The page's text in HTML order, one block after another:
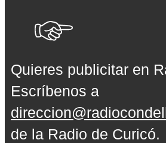
Quieres publicitar en
Escríbenos a
de la Radio de Curicó.